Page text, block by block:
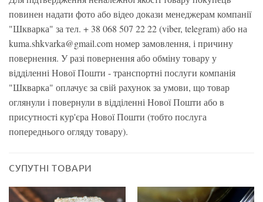
повинен надати фото або відео докази менеджерам компанії
"Шкварка" за тел. + 38 068 507 22 22 (viber, telegram) або на
kuma.shkvarka@gmail.com номер замовлення, і причину
повернення. У разі повернення або обміну товару у
відділенні Нової Пошти - транспортні послуги компанія
"Шкварка" оплачує за свій рахунок за умови, що товар
оглянули і повернули в відділенні Нової Пошти або в
присутності кур'єра Нової Пошти (тобто послуга
попереднього огляду товару).
СУПУТНІ ТОВАРИ